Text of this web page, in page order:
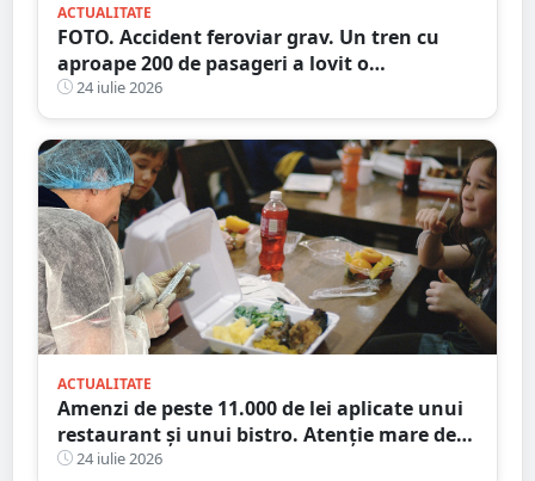
ACTUALITATE
FOTO. Accident feroviar grav. Un tren cu
aproape 200 de pasageri a lovit o
autocisternă, care a luat foc
24 iulie 2026
ACTUALITATE
Amenzi de peste 11.000 de lei aplicate unui
restaurant și unui bistro. Atenție mare de
unde mâncați
24 iulie 2026